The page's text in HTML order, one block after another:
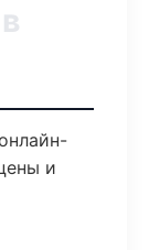
и